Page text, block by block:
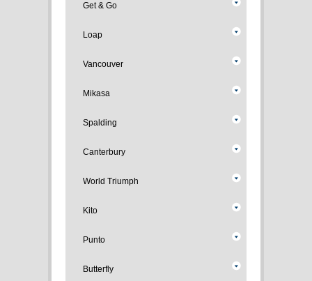
Get & Go
Loap
Vancouver
Mikasa
Spalding
Canterbury
World Triumph
Kito
Punto
Butterfly